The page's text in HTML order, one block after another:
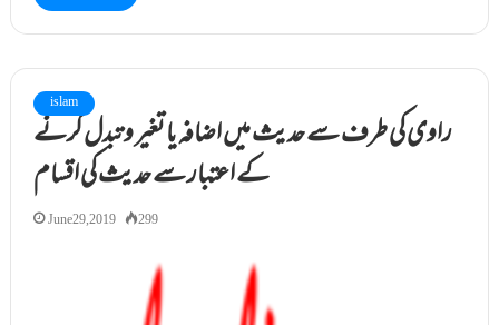
islam
راوی کی طرف سے حدیث میں اضافہ یا تغیر وتبدل کرنے
کے اعتبار سے حدیث کی اقسام
June 29, 2019 299